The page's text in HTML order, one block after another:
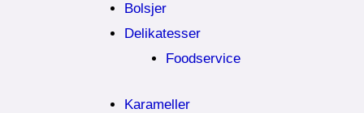
Bolsjer
Delikatesser
Foodservice
Karameller